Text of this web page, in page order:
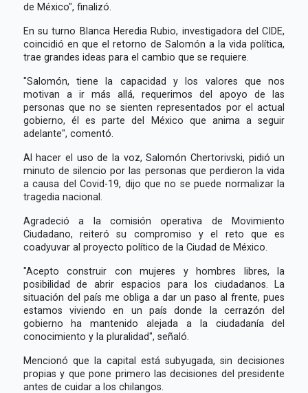
de México", finalizó.
En su turno Blanca Heredia Rubio, investigadora del CIDE,
coincidió en que el retorno de Salomón a la vida política,
trae grandes ideas para el cambio que se requiere.
"Salomón, tiene la capacidad y los valores que nos
motivan a ir más allá, requerimos del apoyo de las
personas que no se sienten representados por el actual
gobierno, él es parte del México que anima a seguir
adelante", comentó.
Al hacer el uso de la voz, Salomón Chertorivski, pidió un
minuto de silencio por las personas que perdieron la vida
a causa del Covid-19, dijo que no se puede normalizar la
tragedia nacional.
Agradeció a la comisión operativa de Movimiento
Ciudadano, reiteró su compromiso y el reto que es
coadyuvar al proyecto político de la Ciudad de México.
"Acepto construir con mujeres y hombres libres, la
posibilidad de abrir espacios para los ciudadanos. La
situación del país me obliga a dar un paso al frente, pues
estamos viviendo en un país donde la cerrazón del
gobierno ha mantenido alejada a la ciudadanía del
conocimiento y la pluralidad", señaló.
Mencionó que la capital está subyugada, sin decisiones
propias y que pone primero las decisiones del presidente
antes de cuidar a los chilangos.